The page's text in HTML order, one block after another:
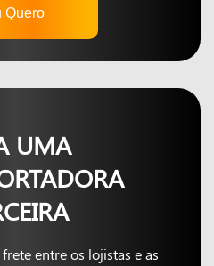
Quero
UMA
entre os lojistas e as